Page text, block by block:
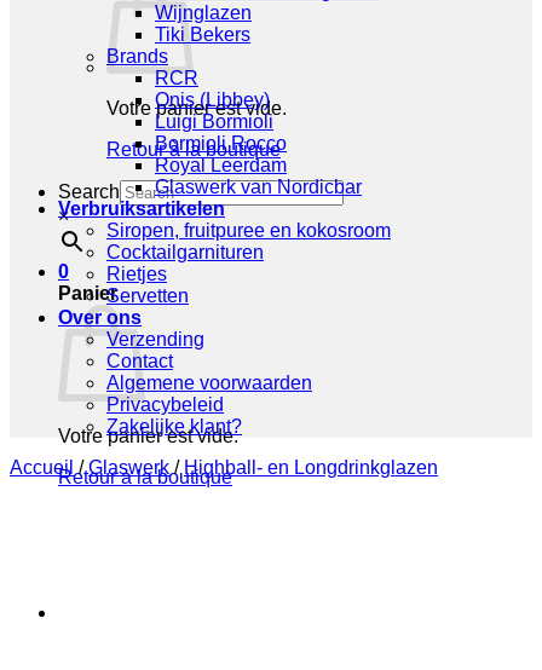
Votre panier est vide.
Retour à la boutique
Search
×
0
Panier
Votre panier est vide.
Retour à la boutique
Wijnglazen
Tiki Bekers
Brands
RCR
Onis (Libbey)
Luigi Bormioli
Bormioli Rocco
Royal Leerdam
Glaswerk van Nordicbar
Verbruiksartikelen
Siropen, fruitpuree en kokosroom
Cocktailgarnituren
Rietjes
Servetten
Over ons
Verzending
Contact
Algemene voorwaarden
Privacybeleid
Zakelijke klant?
Accueil / Glaswerk / Highball- en Longdrinkglazen